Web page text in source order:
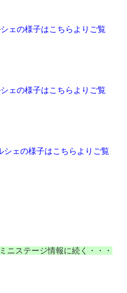
ェの様子はこちらよりご覧
ェの様子はこちらよりご覧
シェの様子はこちらよりご覧
ニステージ情報に続く・・・